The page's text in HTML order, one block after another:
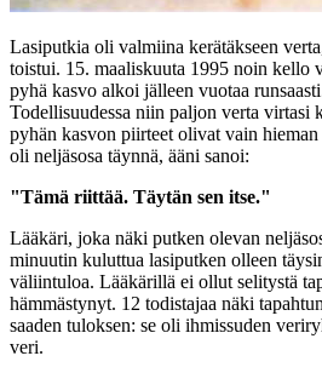
Lasiputkia oli valmiina kerätäkseen
toistui. 15. maaliskuuta 1995 noin kello
pyhä kasvo alkoi jälleen vuotaa
Todellisuudessa niin paljon verta virtasi
pyhän kasvon piirteet olivat vain
oli neljäsosa täynnä, ääni sanoi:
"Tämä riittää. Täytän sen itse."
Lääkäri, joka näki putken olevan
minuutin kuluttua lasiputken olleen
väliintuloa. Lääkärillä ei ollut selitystä
hämmästynyt. 12 todistajaa näki
saaden tuloksen: se oli ihmissuden
veri.